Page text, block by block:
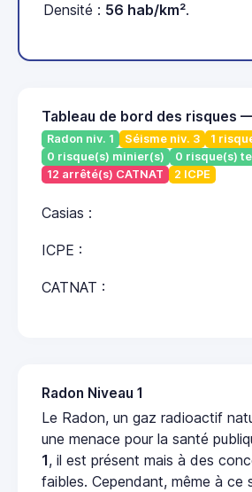
Densité : 56 hab/km².
Tableau de bord des risques —
Radon niv. 1 Séisme niv. 3
1
0 risque(s) minier(s)
0 risque(s)
12 arrêté(s) CATNAT
2 ICPE
Casias :
ICPE :
CATNAT :
Radon Niveau 1
Le Radon, un gaz radioactif
une menace pour la santé
1, il est présent mais à des
faibles. Cependant, même à ce